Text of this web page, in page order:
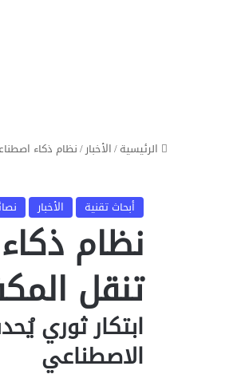
الرئيسية/الأخبار/نظام ذكاء
أبحاث تقنية الأخبار
نظام
تنقل
ابتكار ثوري
الاصطناعي